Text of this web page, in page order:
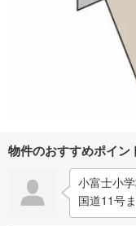
物件のおすすめポイン
小富士小
国道11号